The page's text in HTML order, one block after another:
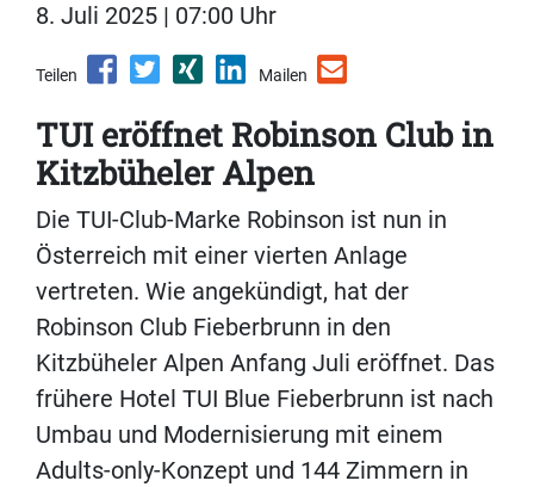
8. Juli 2025 | 07:00 Uhr
Teilen Mailen
TUI eröffnet Robinson Club in
Kitzbüheler Alpen
Die TUI-Club-Marke Robinson ist nun in
Österreich mit einer vierten Anlage
vertreten. Wie angekündigt, hat der
Robinson Club Fieberbrunn in den
Kitzbüheler Alpen Anfang Juli eröffnet. Das
frühere Hotel TUI Blue Fieberbrunn ist nach
Umbau und Modernisierung mit einem
Adults-only-Konzept und 144 Zimmern in